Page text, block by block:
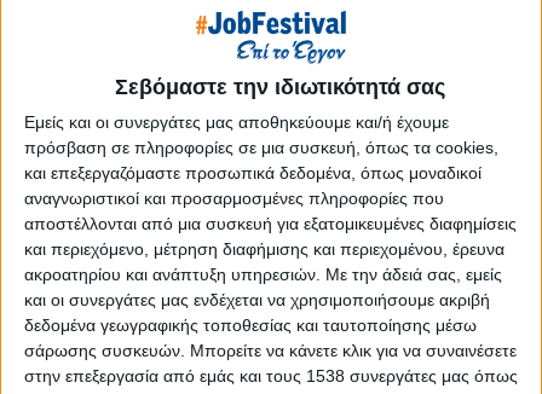
Σεβόμαστε την ιδιωτικότητά σας
Εμείς και οι συνεργάτες μας αποθηκεύουμε και/ή έχουμε
πρόσβαση σε πληροφορίες σε μια συσκευή, όπως τα cookies,
και επεξεργαζόμαστε προσωπικά δεδομένα, όπως μοναδικοί
αναγνωριστικοί και προσαρμοσμένες πληροφορίες που
αποστέλλονται από μια συσκευή για εξατομικευμένες διαφημίσεις
και περιεχόμενο, μέτρηση διαφήμισης και περιεχομένου, έρευνα
ακροατηρίου και ανάπτυξη υπηρεσιών. Με την άδειά σας, εμείς
και οι συνεργάτες μας ενδέχεται να χρησιμοποιήσουμε ακριβή
δεδομένα γεωγραφικής τοποθεσίας και ταυτοποίησης μέσω
σάρωσης συσκευών. Μπορείτε να κάνετε κλικ για να συναινέσετε
στην επεξεργασία από εμάς και τους 1538 συνεργάτες μας όπως
Thessaloniki #JobFestival 2014
Στατιστικά Athens & Thessaloniki
#JobFestivals 2022
Στατιστικά Thessaloniki
#JobFestival 2019 Reborn
Στατιστικά Athens #JobFestival
2019
Στατιστικά Thessaloniki
#JobFestival 2019
Στατιστικά Athens #JobFestival